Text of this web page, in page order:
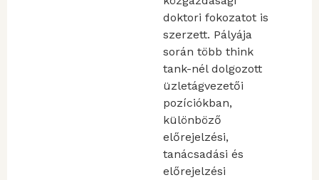
doktori fokozatot is
szerzett. Pályája
során több think
tank-nél dolgozott
üzletágvezetői
pozíciókban,
különböző
előrejelzési,
tanácsadási és
előrejelzési